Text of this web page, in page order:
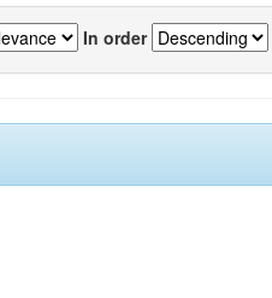
In order